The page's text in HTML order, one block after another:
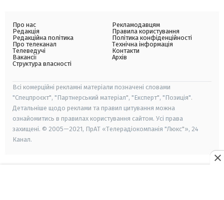
Про нас
Редакція
Редакційна політика
Про телеканал
Телеведучі
Вакансії
Структура власності
Рекламодавцям
Правила користування
Політика конфіденційності
Технічна інформація
Контакти
Архів
Всі комерційні рекламні матеріали позначені словами
"Спецпроєкт", "Партнерський матеріал", "Експерт", "Позиція".
Детальніше щодо реклами та правил цитування можна
ознайомитись в правилах користування сайтом. Усі права
захищені. © 2005—2021, ПрАТ «Телерадіокомпанія "Люкс"», 24
Канал.